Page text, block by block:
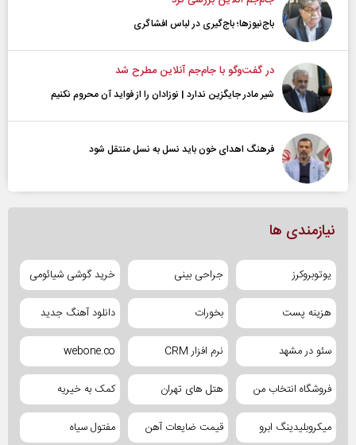
باج‌نیوزها؛ باج‌گیری در لباس افشاگری
در گفت‌و‌گو با جام‌جم آنلاین مطرح شد
شیر مادر جایگزین ندارد | نوزادان را از فواید آن محروم نکنیم
فرهنگ اهدای خون باید نسل به نسل منتقل شود
نیازمندی ها
یوتوبروکرز جراحی بینی خرید گوشی شیائومی
هزینه پست بخورات دانلود آهنگ جدید
سئو در مشهد نرم افزار CRM webone.co
فروشگاه انتخاب من هتل های تهران کمک به خیریه
میکروبلیدینگ ابرو قیمت ضایعات آهن مفتول سیاه